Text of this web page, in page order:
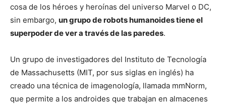
cosa de los héroes y heroínas del universo Marvel o DC,
sin embargo, un grupo de robots humanoides tiene el
superpoder de ver a través de las paredes.
Un grupo de investigadores del Instituto de Tecnología
de Massachusetts (MIT, por sus siglas en inglés) ha
creado una técnica de imagenología, llamada mmNorm,
que permite a los androides que trabajan en almacenes